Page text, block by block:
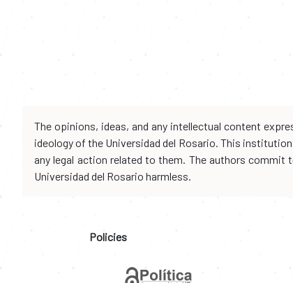
The opinions, ideas, and any intellectual content
ideology of the Universidad del Rosario. This
any legal action related to them. The authors
Universidad del Rosario harmless.
Policies